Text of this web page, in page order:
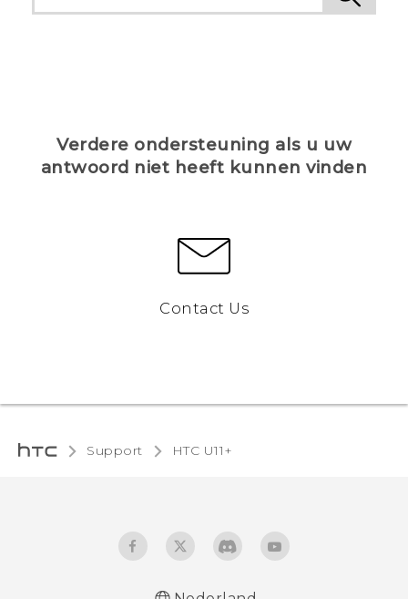
Verdere ondersteuning als u uw
antwoord niet heeft kunnen vinden
Contact Us
Support HTC U11+‎